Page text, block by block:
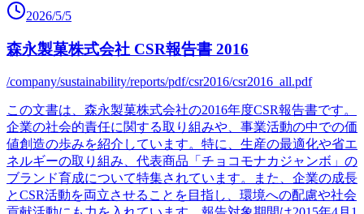
2026/5/5
森永製菓株式会社 CSR報告書 2016
/company/sustainability/reports/pdf/csr2016/csr2016_all.pdf
この文書は、森永製菓株式会社の2016年度CSR報告書です。
企業の社会的責任に関する取り組みや、事業活動の中での価
値創造の歩みを紹介しています。特に、生産の最適化や省エ
ネルギーの取り組み、代表商品「チョコモナカジャンボ」の
ブランド育成について特集されています。また、企業の成長
とCSR活動を両立させることを目指し、環境への配慮や社会